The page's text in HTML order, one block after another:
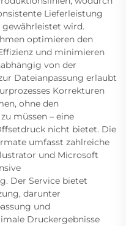
Lieferleistung
gewährleistet wird.
optimieren den
und minimieren
von der
Dateianpassung erlaubt
Korrekturen
ohne den
müssen – eine
nicht bietet. Die
umfasst zahlreiche
und Microsoft
Der Service bietet
darunter
und
Druckergebnisse